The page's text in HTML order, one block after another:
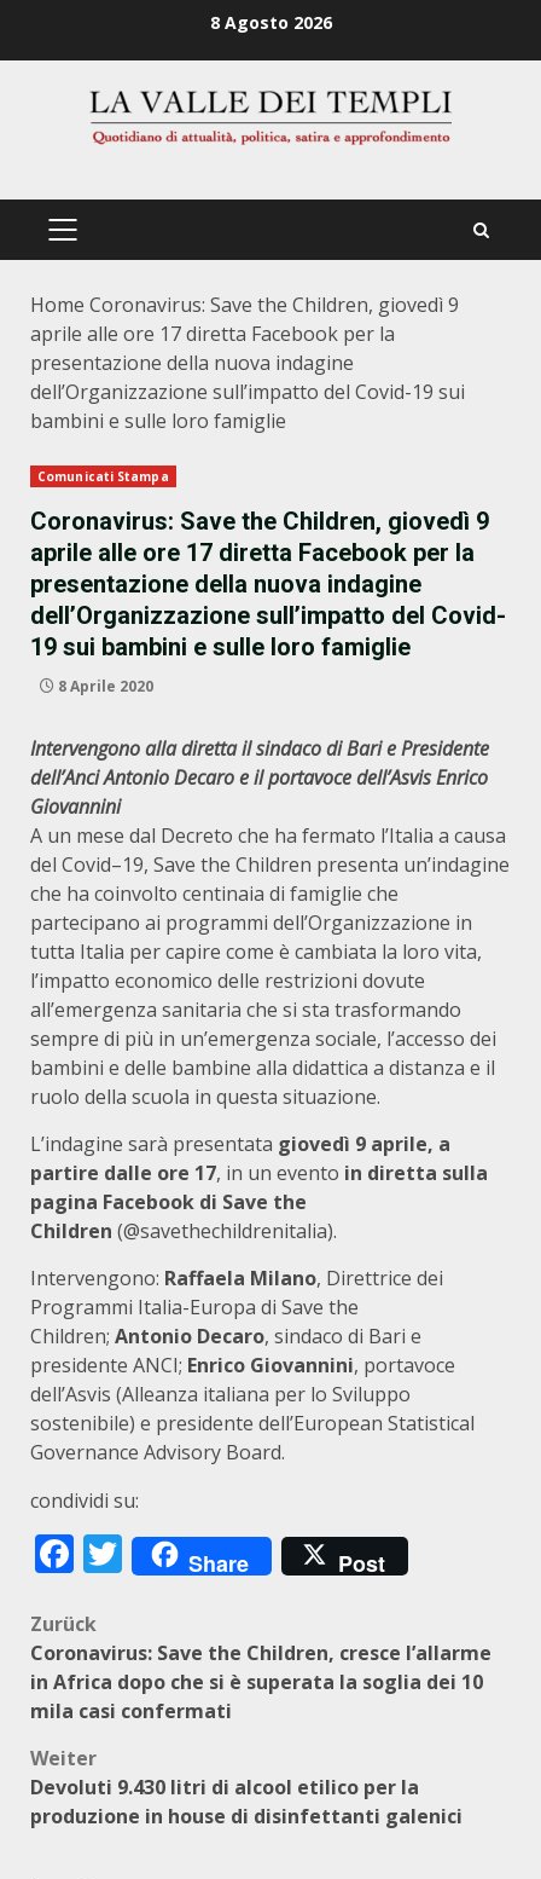
8 Agosto 2026
PRIMÄRES
Home Coronavirus: Save the Children, giovedì 9
aprile alle ore 17 diretta Facebook per la
presentazione della nuova indagine
dell’Organizzazione sull’impatto del Covid-19 sui
bambini e sulle loro famiglie
Comunicati Stampa
Coronavirus: Save the Children, giovedì 9
aprile alle ore 17 diretta Facebook per la
presentazione della nuova indagine
dell’Organizzazione sull’impatto del Covid-
19 sui bambini e sulle loro famiglie
8 Aprile 2020
Intervengono alla diretta il sindacodi Bari e Presidente
dell’Anci Antonio Decaro e il portavoce dell’Asvis Enrico
Giovannini
A un mese dal Decreto che ha fermato l’Italia a causa
del Covid–19, Save the Children presenta un’indagine
che ha coinvolto centinaia di famiglie che
partecipano ai programmi dell’Organizzazione in
tutta Italia per capire come è cambiata la loro vita,
l’impatto economico delle restrizioni dovute
all’emergenza sanitaria che si sta trasformando
sempre di più in un’emergenza sociale, l’accesso dei
bambini e delle bambine alla didattica a distanza e il
ruolo della scuola in questa situazione.
L’indagine sarà presentata giovedì 9 aprile, a
partire dalle ore 17, in un evento in diretta sulla
pagina Facebook di Save the
Children (@savethechildrenitalia).
Intervengono: Raffaela Milano, Direttrice dei
Programmi Italia-Europa di Save the
Children; Antonio Decaro, sindaco di Bari e
presidente ANCI; Enrico Giovannini, portavoce
dell’Asvis (Alleanza italiana per lo Sviluppo
sostenibile) e presidente dell’European Statistical
Governance Advisory Board.
condividi su:
Facebook
Twitter
Share Post
Beitragsnavigation
Zurück
Coronavirus: Save the Children, cresce l’allarme
in Africa dopo che si è superata la soglia dei 10
mila casi confermati
Weiter
Devoluti 9.430 litri di alcool etilico per la
produzione in house di disinfettanti galenici